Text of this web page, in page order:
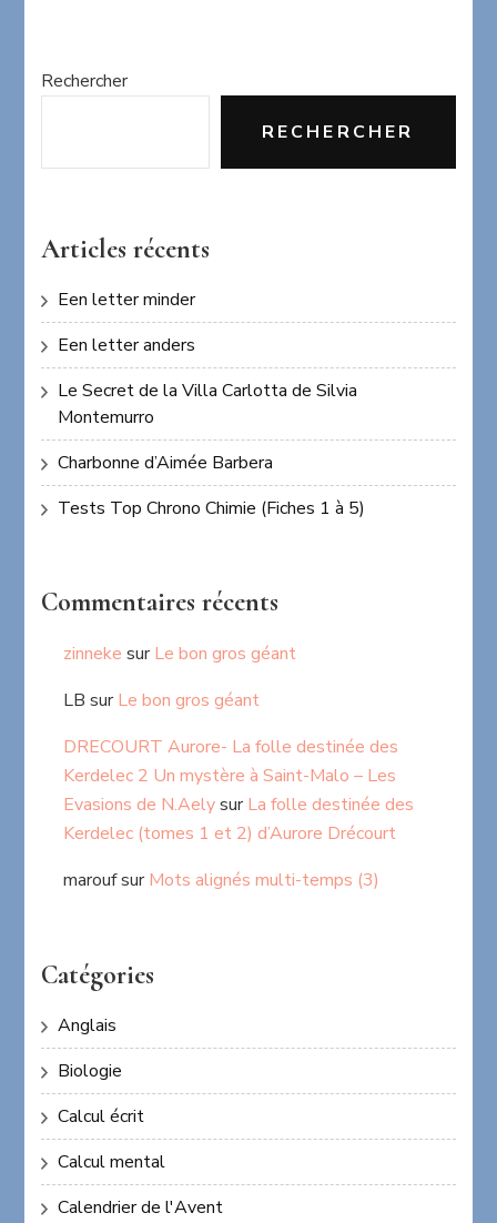
Rechercher
RECHERCHER
Articles récents
Een letter minder
Een letter anders
Le Secret de la Villa Carlotta de Silvia
Montemurro
Charbonne d’Aimée Barbera
Tests Top Chrono Chimie (Fiches 1 à 5)
Commentaires récents
zinneke surLe bon gros géant
LB surLe bon gros géant
DRECOURT Aurore- La folle destinée des
Kerdelec 2 Un mystère à Saint-Malo – Les
Evasions de N.AelysurLa folle destinée des
Kerdelec (tomes 1 et 2) d’Aurore Drécourt
maroufsurMots alignés multi-temps (3)
Catégories
Anglais
Biologie
Calcul écrit
Calcul mental
Calendrier de l'Avent